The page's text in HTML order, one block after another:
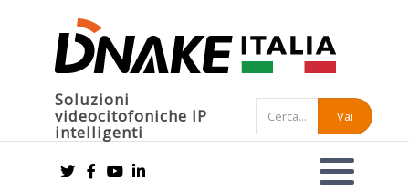
Soluzioni
videocitofoniche IP
intelligenti
Vai